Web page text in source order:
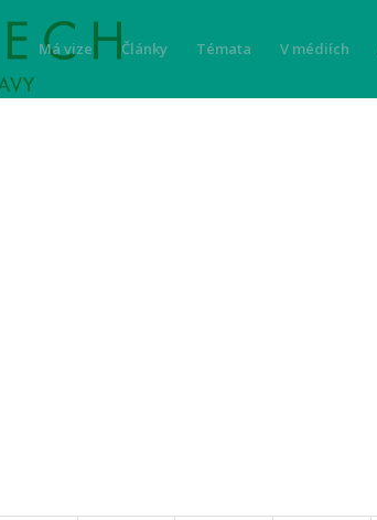
Má vize Články Témata V médiích